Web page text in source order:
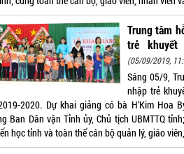
Trung tâm
trẻ
(05/09/2019,
Sáng 05/9,
nhập trẻ
2020. Dự khai giảng có bà H’Kim Hoa
Ban Dân vận Tỉnh ủy, Chủ tịch UBMTTQ
học tỉnh và toàn thể cán bộ quản lý, giáo